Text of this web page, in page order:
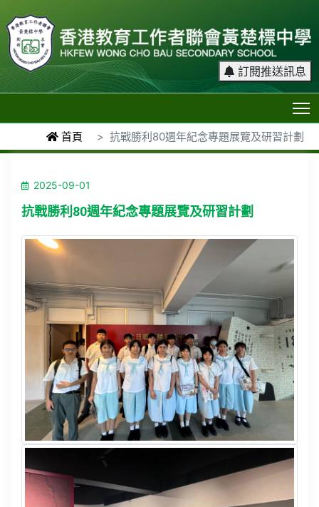
訂閱推送訊息
首頁 抗戰勝利80週年紀念專題展覽及研習計劃
2025-09-01
抗戰勝利80週年紀念專題展覽及研習計劃